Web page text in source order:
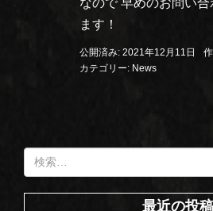
なので 早めのお問い
ます！
公開済み: 2021年12月11日
カテゴリー: News
索:
最近の投稿